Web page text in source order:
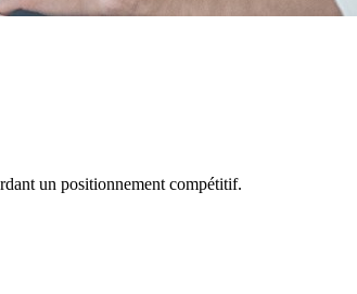
un positionnement compétitif.